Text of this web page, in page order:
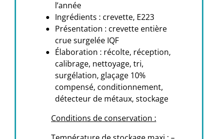
l’année
Ingrédients : crevette, E223
Présentation : crevette entière
crue surgelée IQF
Élaboration : récolte, réception,
calibrage, nettoyage, tri,
surgélation, glaçage 10%
compensé, conditionnement,
détecteur de métaux, stockage
Conditions de conservation :